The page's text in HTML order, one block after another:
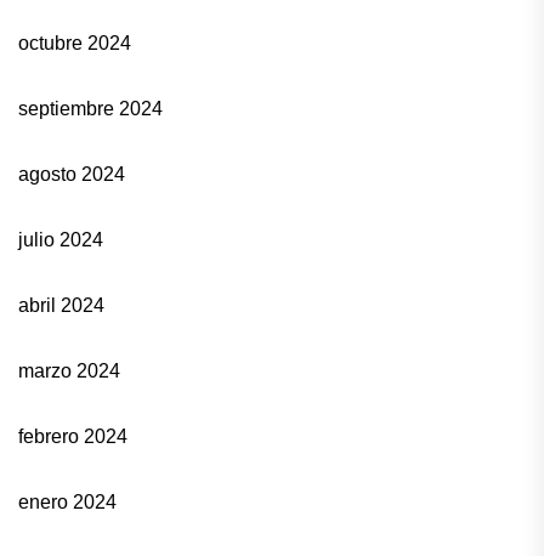
octubre 2024
septiembre 2024
agosto 2024
julio 2024
abril 2024
marzo 2024
febrero 2024
enero 2024